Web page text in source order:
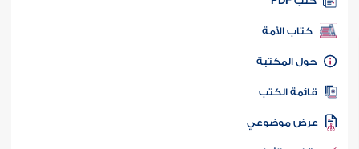
كتب PDF
كتاب الأمة
المكتبة
الكتب